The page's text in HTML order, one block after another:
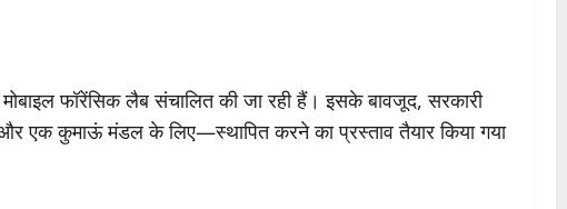
फॉरेंसिक लैब संचालित की जा रही हैं। इसके बावजूद, सरकारी
एक कुमाऊं मंडल के लिए—स्थापित करने का प्रस्ताव तैयार किया गया